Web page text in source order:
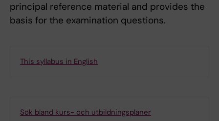
principal reference material and provides the
basis for the examination questions.
This syllabus in English
Sök bland kurs- och utbildningsplaner